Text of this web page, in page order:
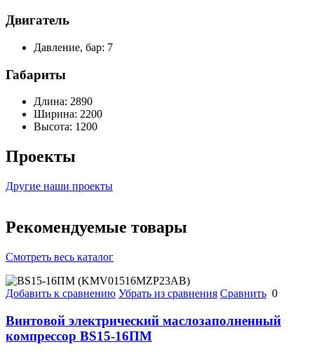
Двигатель
Давление, бар: 7
Габариты
Длина: 2890
Ширина: 2200
Высота: 1200
Проекты
Другие наши проекты
Рекомендуемые товары
Смотреть весь каталог
Добавить к сравнению Убрать из сравнения Сравнить 0
Винтовой электрический маслозаполненный
компрессор BS15-16ПМ